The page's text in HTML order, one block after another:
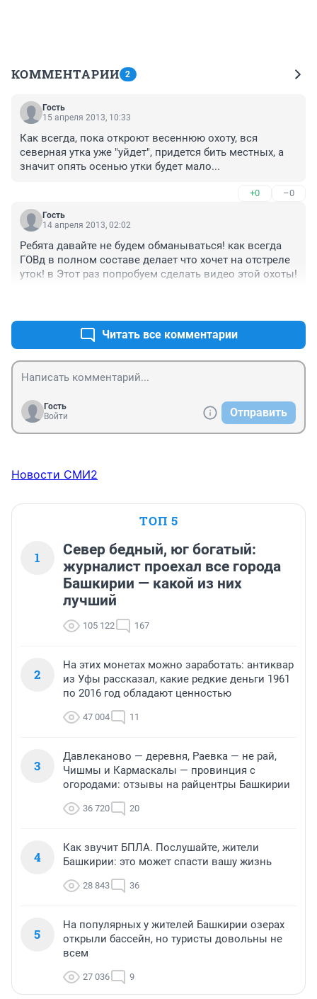
КОММЕНТАРИИ 2
Гость
15 апреля 2013, 10:33
Как всегда, пока откроют весеннюю охоту, вся
северная утка уже "уйдет", придется бить местных, а
значит опять осенью утки будет мало...
+0 –0
Гость
14 апреля 2013, 02:02
Ребята давайте не будем обманываться! как всегда
ГОВд в полном составе делает что хочет на отстреле
уток! в Этот раз попробуем сделать видео этой охоты!
Читать все комментарии
Гость
Войти
Отправить
Новости СМИ2
ТОП 5
1
Север бедный, юг богатый:
журналист проехал все города
Башкирии — какой из них
лучший
105 122 167
2
На этих монетах можно заработать: антиквар
из Уфы рассказал, какие редкие деньги 1961
по 2016 год обладают ценностью
47 004 11
3
Давлеканово — деревня, Раевка — не рай,
Чишмы и Кармаскалы — провинция с
огородами: отзывы на райцентры Башкирии
36 720 20
4
Как звучит БПЛА. Послушайте, жители
Башкирии: это может спасти вашу жизнь
28 843 36
5
На популярных у жителей Башкирии озерах
открыли бассейн, но туристы довольны не
всем
27 036 9